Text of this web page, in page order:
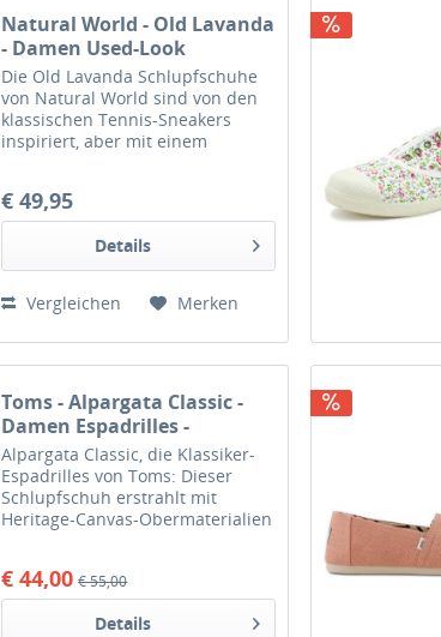
Natural World - Old Lavanda
- Damen Used-Look
Baumwollschuhe - Pink
(Fucsia)
Die Old Lavanda Schlupfschuhe
von Natural World sind von den
klassischen Tennis-Sneakers
inspiriert, aber mit einem
gewaschener 100% Bio-
Baumwolle im Washed-Look und
einem Gummizug plus...
€ 49,95
Details
Vergleichen Merken
Toms - Alpargata Classic -
Damen Espadrilles -
Morning Dove Heritage
Canvas
Alpargata Classic, die Klassiker-
Espadrilles von Toms: Dieser
Schlupfschuh erstrahlt mit
Heritage-Canvas-Obermaterialien
asymmetrische Nähte und
bedruckte Futterstoffe runden
€ 44,00 € 55,00
Details